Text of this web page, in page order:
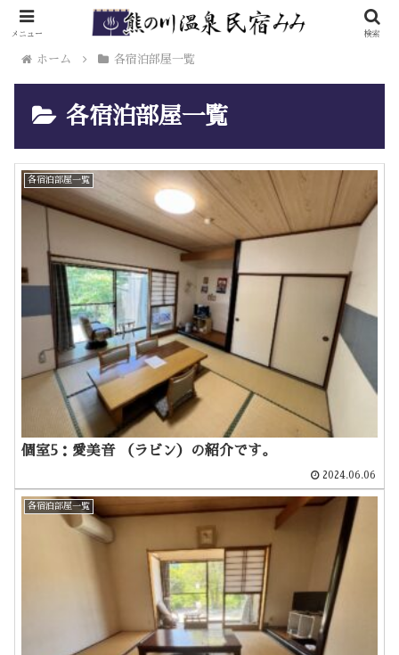
ホーム 各宿泊部屋一覧
各宿泊部屋一覧
各宿泊部屋一覧
個室5：愛美音 （ラビン）の紹介です。
2024.06.06
各宿泊部屋一覧
メニュー 検索